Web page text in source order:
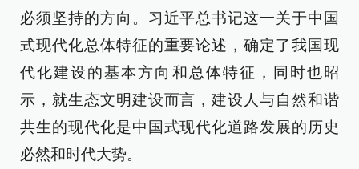
必须坚持的方向。习近平总书记这一关于中国
式现代化总体特征的重要论述，确定了我国现
代化建设的基本方向和总体特征，同时也昭
示，就生态文明建设而言，建设人与自然和谐
共生的现代化是中国式现代化道路发展的历史
必然和时代大势。